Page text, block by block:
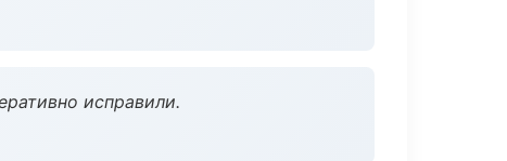
исправили.